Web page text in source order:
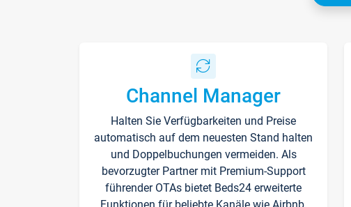
Channel Manager
Halten Sie Verfügbarkeiten und Preise
automatisch auf dem neuesten Stand halten
und Doppelbuchungen vermeiden. Als
bevorzugter Partner mit Premium-Support
führender OTAs bietet Beds24 erweiterte
Funktionen für beliebte Kanäle wie Airbnb,